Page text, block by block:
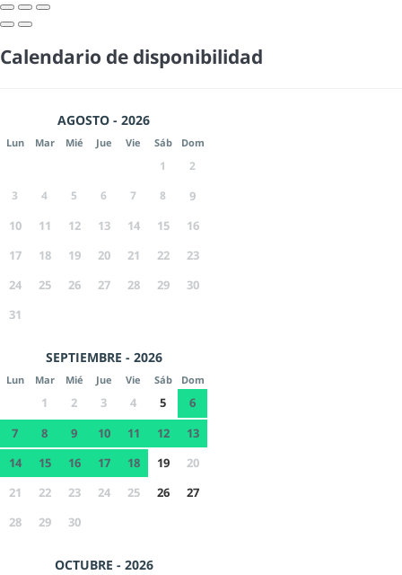
Calendario de disponibilidad
AGOSTO - 2026
Lun Mar Mié Jue Vie Sáb Dom
1
2
3
4 5 6 7 8
9
10
11 12 13 14 15
16
17
18 19 20 21 22
23
24
25 26 27 28 29
30
31
SEPTIEMBRE - 2026
Lun Mar Mié Jue Vie Sáb Dom
1 2 3 4 5
6
7
8 9 10 11 12
13
14
15 16 17 18 19
20
21
22 23 24 25 26
27
28
29 30
OCTUBRE - 2026